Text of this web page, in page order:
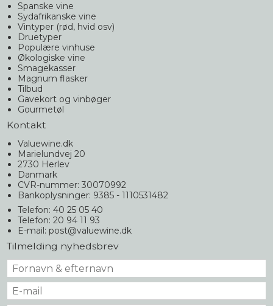
Spanske vine
Sydafrikanske vine
Vintyper (rød, hvid osv)
Druetyper
Populære vinhuse
Økologiske vine
Smagekasser
Magnum flasker
Tilbud
Gavekort og vinbøger
Gourmetøl
Kontakt
Valuewine.dk
Marielundvej 20
2730 Herlev
Danmark
CVR-nummer: 30070992
Bankoplysninger: 9385 - 1110531482
Telefon: 40 25 05 40
Telefon: 20 94 11 93
E-mail: post@valuewine.dk
Tilmelding nyhedsbrev